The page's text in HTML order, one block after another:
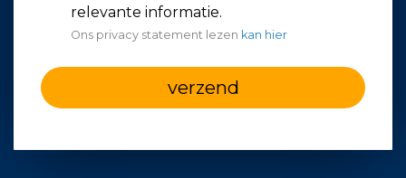
relevante informatie.
Ons privacy statement lezen kan hier
verzend